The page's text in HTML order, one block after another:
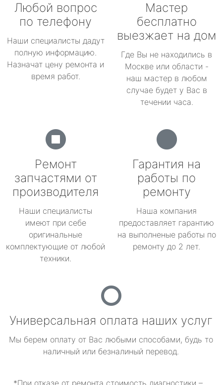
Любой вопрос
по телефону
Наши специалисты дадут
полную информацию.
Назначат цену ремонта и
время работ.
Мастер
бесплатно
выезжает на дом
Где Вы не находились в
Москве или области -
наш мастер в любом
случае будет у Вас в
течении часа.
Ремонт
запчастями от
производителя
Наши специалисты
имеют при себе
оригинальные
комплектующие от любой
техники.
Гарантия на
работы по
ремонту
Наша компания
предоставляет гарантию
на выполненые работы по
ремонту до 2 лет.
Универсальная оплата наших услуг
Мы берем оплату от Вас любыми способами, будь то
наличный или безналиный перевод.
*При отказе от ремонта стоимость диагностики –